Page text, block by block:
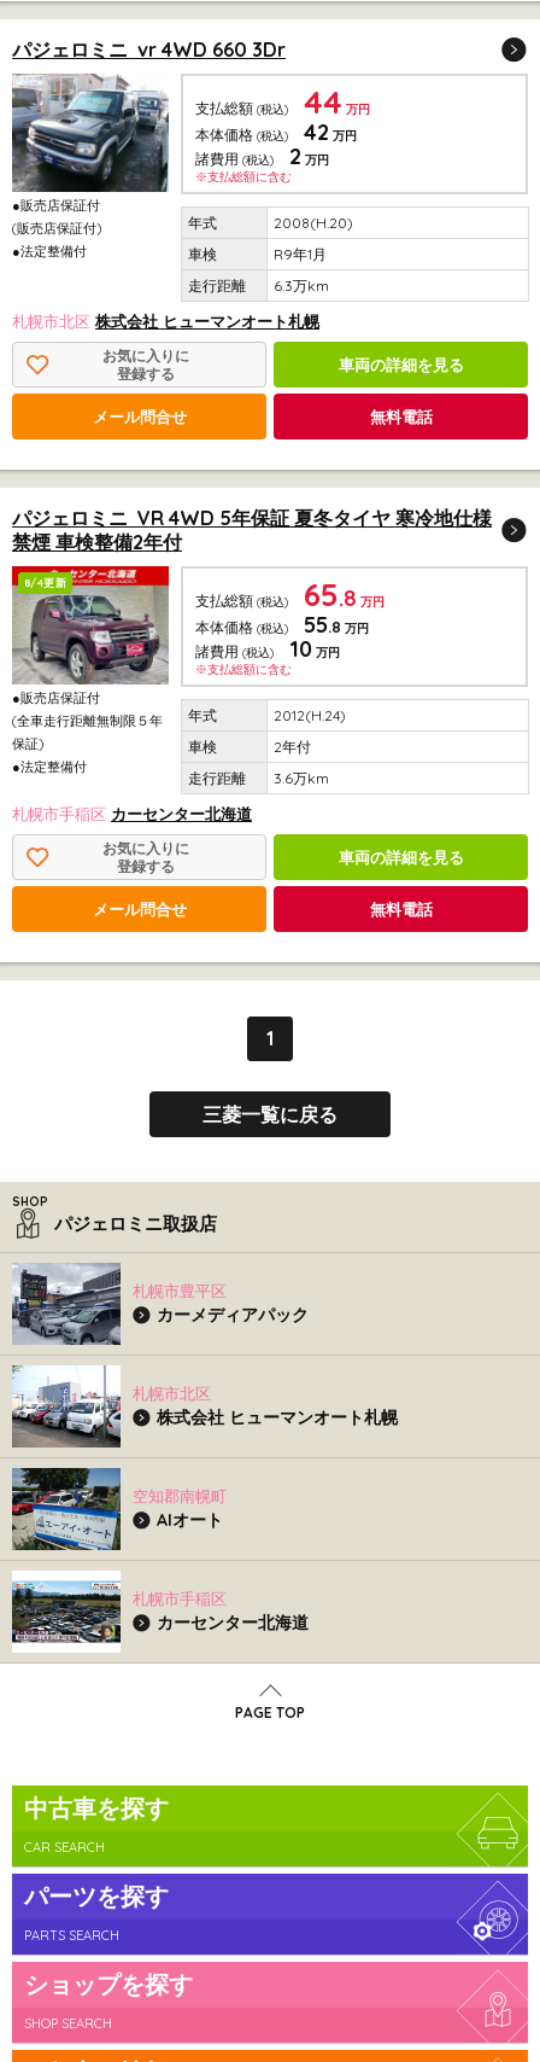
パジェロミニ vr 4WD 660 3Dr
●販売店保証付
(販売店保証付)
●法定整備付
支払総額 (税込) 44 万円
本体価格 (税込) 42 万円
諸費用 (税込) 2 万円
※支払総額に含む
2008(H.20)
R9年1月
6.3万km
札幌市北区 株式会社 ヒューマンオート札幌
お気に入りに
登録する
車両の詳細を見る
メール問合せ 無料電話
パジェロミニ VR 4WD 5年保証 夏冬タイヤ 寒冷地仕様
禁煙 車検整備2年付
8/4更新
●販売店保証付
(全車走行距離無制限５年
保証)
●法定整備付
支払総額 (税込) 65.8 万円
本体価格 (税込) 55.8 万円
諸費用 (税込) 10 万円
※支払総額に含む
2012(H.24)
2年付
3.6万km
札幌市手稲区 カーセンター北海道
お気に入りに
登録する
車両の詳細を見る
メール問合せ 無料電話
1
三菱一覧に戻る
パジェロミニ取扱店
札幌市豊平区
カーメディアパック
札幌市北区
株式会社 ヒューマンオート札幌
空知郡南幌町
AIオート
札幌市手稲区
カーセンター北海道
PAGE TOP
中古車を探す
CAR SEARCH
パーツを探す
PARTS SEARCH
ショップを探す
SHOP SEARCH